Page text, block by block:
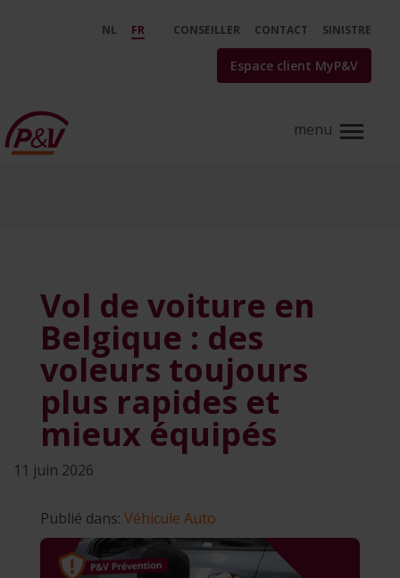
Vol de voiture en Belgique :
NL FR CONSEILLER CONTACT SINISTRE
Espace client MyP&V
Vol de voiture en
Belgique : des
voleurs toujours
plus rapides et
mieux équipés
11 juin 2026
Publié dans: Véhicule Auto